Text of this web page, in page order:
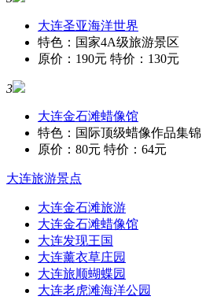
大连圣亚海洋世界
特色：国家4A级旅游景区
原价：190元 特价：130元
3
大连金石滩蜡像馆
特色：国际顶级蜡像作品集锦
原价：80元 特价：64元
大连旅游景点
大连金石滩旅游
大连金石滩蜡像馆
大连发现王国
大连薰衣草庄园
大连旅顺蝴蝶园
大连老虎滩海洋公园